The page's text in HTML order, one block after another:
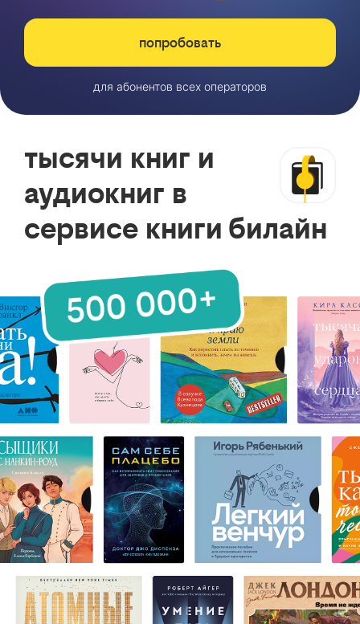
попробовать
для абонентов всех операторов
тысячи книг и
аудиокниг в
сервисе книги билайн